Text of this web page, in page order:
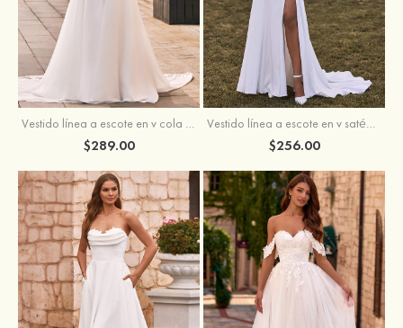
$289.00 $256.00